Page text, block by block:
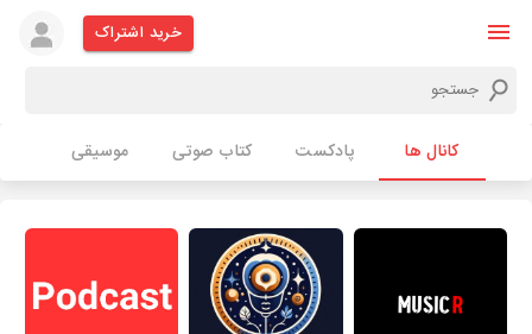
خرید اشتراک
کانال ها پادکست کتاب صوتی موسیقی